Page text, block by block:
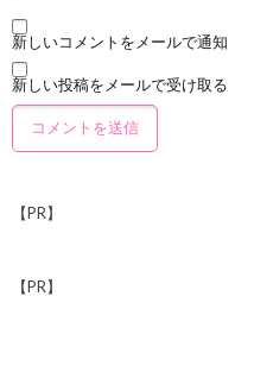
新しいコメントをメールで通知
新しい投稿をメールで受け取る
【PR】
【PR】